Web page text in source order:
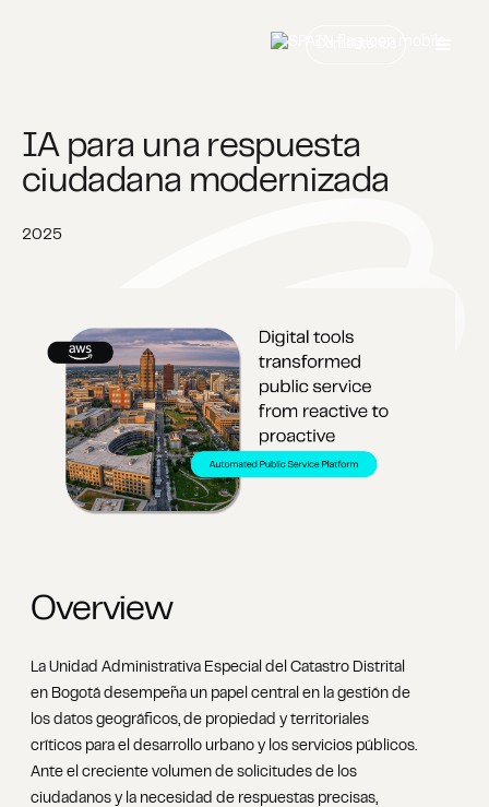
IA para una respuesta
ciudadana modernizada
2025
Overview
La Unidad Administrativa Especial del Catastro Distrital
en Bogotá desempeña un papel central en la gestión de
los datos geográficos, de propiedad y territoriales
críticos para el desarrollo urbano y los servicios públicos.
Ante el creciente volumen de solicitudes de los
ciudadanos y la necesidad de respuestas precisas,